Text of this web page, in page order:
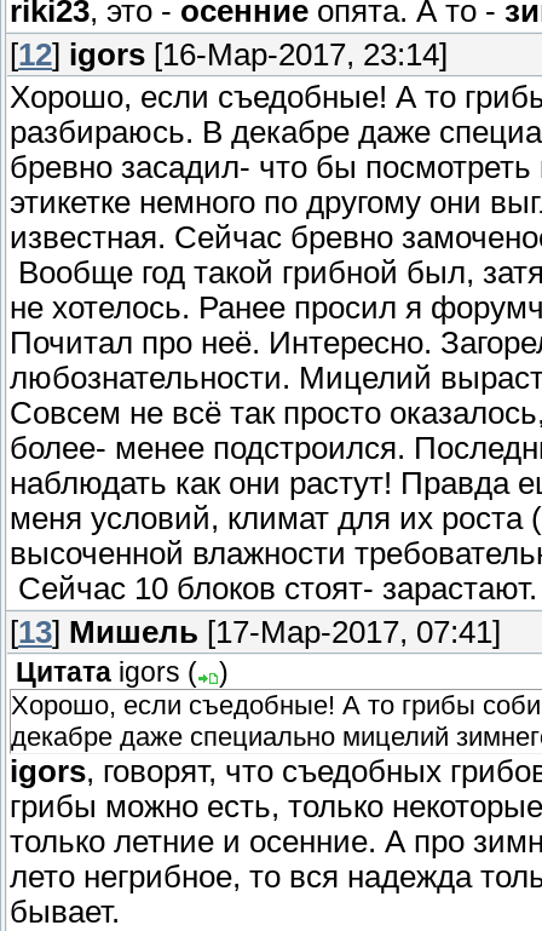
riki23, это - осенние опята. А то -
[12] igors [16-Мар-2017, 23:14]
Хорошо, если съедобные! А то
разбираюсь. В декабре даже
бревно засадил- что бы
этикетке немного по другому они
известная. Сейчас бревно
Вообще год такой грибной был,
не хотелось. Ранее просил я
Почитал про неё. Интересно.
любознательности. Мицелий
Совсем не всё так просто
более- менее подстроился.
наблюдать как они растут!
меня условий, климат для их роста
высоченной влажности
Сейчас 10 блоков стоят- зарастают.
[13] Мишель [17-Мар-2017, 07:41]
Цитата igors (
)
Хорошо, если съедобные! А то грибы
декабре даже специально мицелий
igors, говорят, что съедобных
грибы можно есть, только
только летние и осенние. А про
лето негрибное, то вся надежда
бывает.